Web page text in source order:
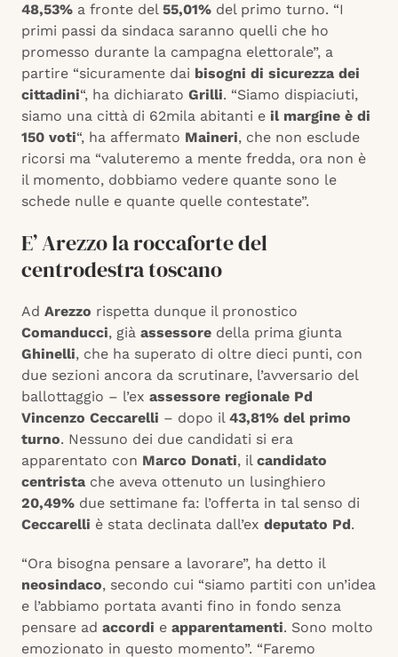
48,53% a fronte del 55,01% del primo turno. “I
primi passi da sindaca saranno quelli che ho
promesso durante la campagna elettorale”, a
partire “sicuramente dai bisogni di sicurezza dei
cittadini“, ha dichiarato Grilli. “Siamo dispiaciuti,
siamo una città di 62mila abitanti e il margine è di
150 voti“, ha affermato Maineri, che non esclude
ricorsi ma “valuteremo a mente fredda, ora non è
il momento, dobbiamo vedere quante sono le
schede nulle e quante quelle contestate”.
E’ Arezzo la roccaforte del
centrodestra toscano
Ad Arezzo rispetta dunque il pronostico
Comanducci, già assessore della prima giunta
Ghinelli, che ha superato di oltre dieci punti, con
due sezioni ancora da scrutinare, l’avversario del
ballottaggio – l’ex assessore regionale Pd
Vincenzo Ceccarelli – dopo il 43,81% del primo
turno. Nessuno dei due candidati si era
apparentato con Marco Donati, il candidato
centrista che aveva ottenuto un lusinghiero
20,49% due settimane fa: l’offerta in tal senso di
Ceccarelli è stata declinata dall’ex deputato Pd.
“Ora bisogna pensare a lavorare”, ha detto il
neosindaco, secondo cui “siamo partiti con un’idea
e l’abbiamo portata avanti fino in fondo senza
pensare ad accordi e apparentamenti. Sono molto
emozionato in questo momento”. “Faremo